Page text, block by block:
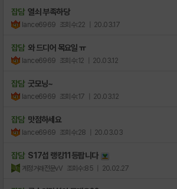
잡담 열쇠 부족하당
lance6969 조회수:22 | 20.03.17
잡담 와 드디어 목요일 ㅠ
lance6969 조회수:12 | 20.03.12
잡담 굿모닝~
lance6969 조회수:17 | 20.03.12
잡담 맛점하세요
lance6969 조회수:28 | 20.03.03
잡담 S17섭 랭킹11등팝니다
계정거래전문vV 조회수:85 | 20.02.27